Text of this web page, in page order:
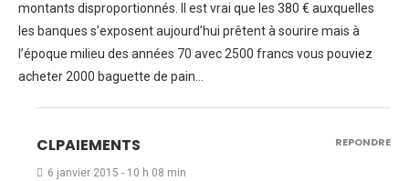
montants disproportionnés. Il est vrai que les 380 € auxquelles
les banques s’exposent aujourd’hui prêtent à sourire mais à
l’époque milieu des années 70 avec 2500 francs vous pouviez
acheter 2000 baguette de pain…
CLPAIEMENTS
6 janvier 2015 - 10 h 08 min
REPONDRE